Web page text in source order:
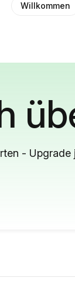
Willkommen
- Upgrade